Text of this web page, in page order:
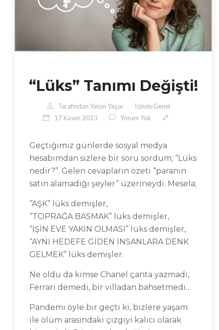
“Lüks” Tanımı Değişti!
Tarafından:Yalçın Yaşar İçinde:Genel
17 Kasım 2023
Yorum Yok
Geçtiğimiz günlerde sosyal medya
hesabımdan sizlere bir soru sordum; “Lüks
nedir?”. Gelen cevapların özeti “paranın
satın alamadığı şeyler” üzerineydi. Mesela;
“AŞK” lüks demişler,
“TOPRAĞA BASMAK” lüks demişler,
“İŞİN EVE YAKIN OLMASI” lüks demişler,
“AYNI HEDEFE GİDEN İNSANLARA DENK
GELMEK” lüks demişler.
Ne oldu da kimse Chanel çanta yazmadı,
Ferrari demedi, bir villadan bahsetmedi…
Pandemi öyle bir geçti ki, bizlere yaşam
ile ölüm arasındaki çizgiyi kalıcı olarak